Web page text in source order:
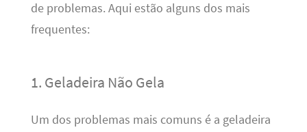
de problemas. Aqui estão alguns dos mais
frequentes:
1. Geladeira Não Gela
Um dos problemas mais comuns é a geladeira